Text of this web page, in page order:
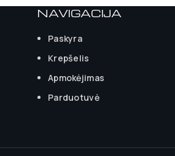
NAVIGACIJA
Paskyra
Krepšelis
Apmokėjimas
Parduotuvė